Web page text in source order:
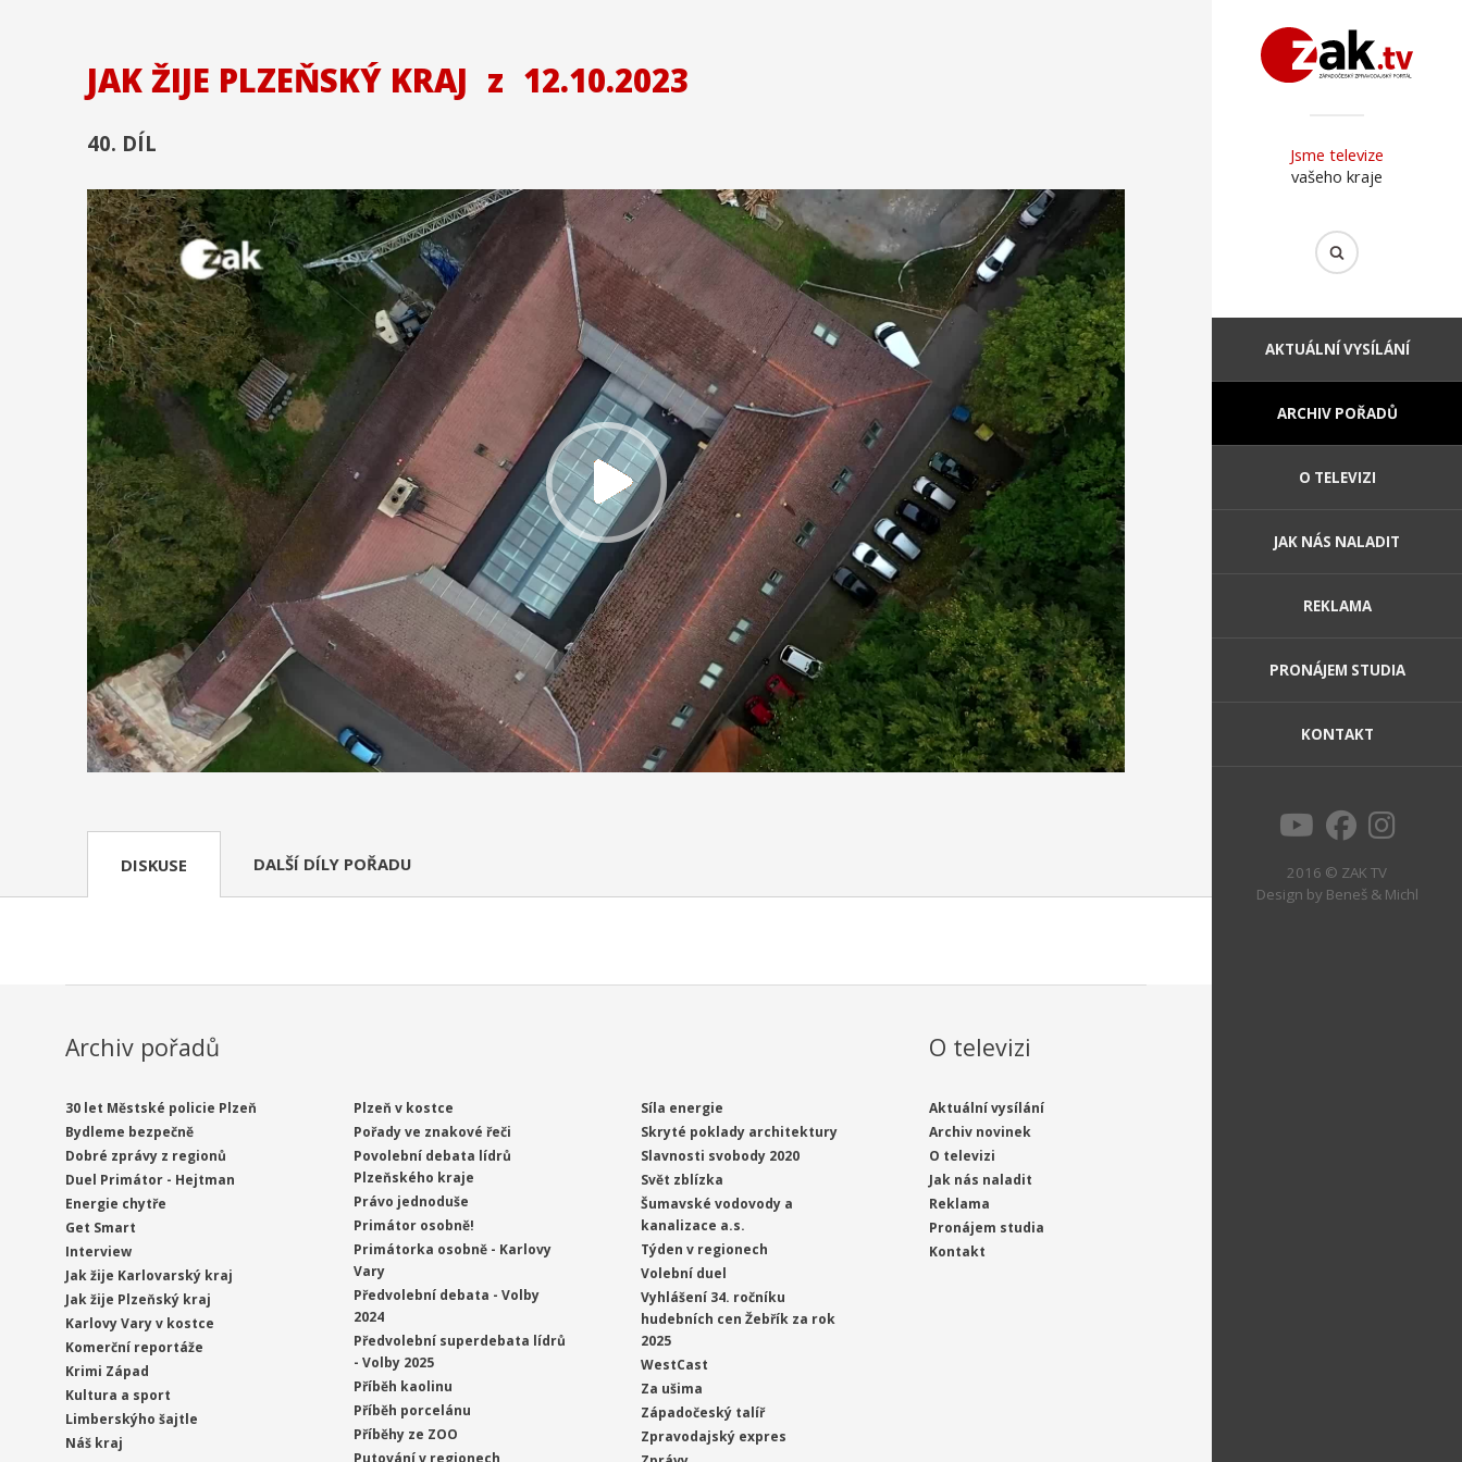
Jsme televize
vašeho kraje
AKTUÁLNÍ VYSÍLÁNÍ
ARCHIV POŘADŮ
O TELEVIZI
JAK NÁS NALADIT
REKLAMA
PRONÁJEM STUDIA
KONTAKT
2016 © ZAK TV
Design by Beneš & Michl
JAK ŽIJE PLZEŇSKÝ KRAJ z 12.10.2023
40. DÍL
DISKUSE DALŠÍ DÍLY POŘADU
Archiv pořadů
30 let Městské policie Plzeň
Bydleme bezpečně
Dobré zprávy z regionů
Duel Primátor - Hejtman
Energie chytře
Get Smart
Interview
Jak žije Karlovarský kraj
Jak žije Plzeňský kraj
Karlovy Vary v kostce
Komerční reportáže
Krimi Západ
Kultura a sport
Limberskýho šajtle
Náš kraj
Plzeň v kostce
Pořady ve znakové řeči
Povolební debata lídrů
Plzeňského kraje
Právo jednoduše
Primátor osobně!
Primátorka osobně - Karlovy
Vary
Předvolební debata - Volby
2024
Předvolební superdebata lídrů
- Volby 2025
Příběh kaolinu
Příběh porcelánu
Příběhy ze ZOO
Síla energie
Skryté poklady architektury
Slavnosti svobody 2020
Svět zblízka
Šumavské vodovody a
kanalizace a.s.
Týden v regionech
Volební duel
Vyhlášení 34. ročníku
hudebních cen Žebřík za rok
2025
WestCast
Za ušima
Západočeský talíř
Zpravodajský expres
O televizi
Aktuální vysílání
Archiv novinek
O televizi
Jak nás naladit
Reklama
Pronájem studia
Kontakt